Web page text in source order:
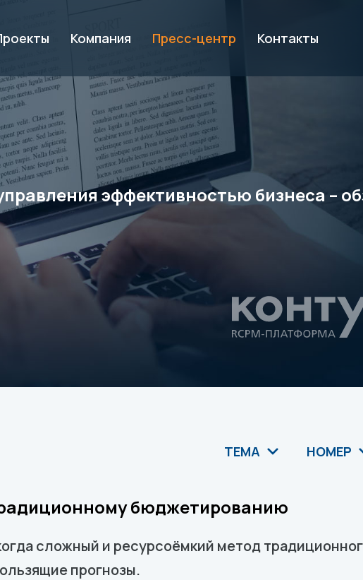
Компания Пресс-центр Контакты
эффективностью бизнеса –
ТЕМА НОМЕР
бюджетированию
сложный и ресурсоёмкий метод
прогнозы.